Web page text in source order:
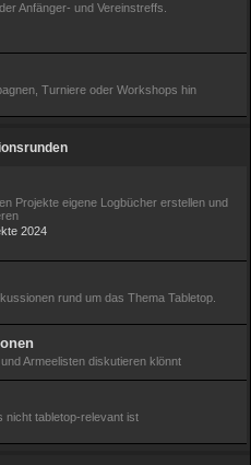
Anfänger- und Vereinstreffs.
Turniere oder Workshops hin
Projekte eigene Logbücher erstellen und
2024
rund um das Thema Tabletop.
Armeelisten diskutieren klönnt
nicht tabletop-relevant ist